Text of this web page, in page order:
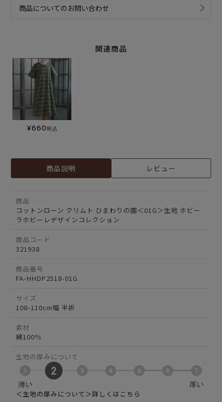
商品についてのお問い合わせ
関連商品
¥660税込
商品説明 レビュー
商品
コットンローン クリムト ひまわりの園＜01G＞生地 ホビー
ラホビーレデザインコレクション
商品コード
321938
商品番号
FA-HHDP2518-01G
サイズ
108-110cm幅 半折
素材
綿100％
生地の厚みについて
＜生地の厚みについて＞詳しくはこちら